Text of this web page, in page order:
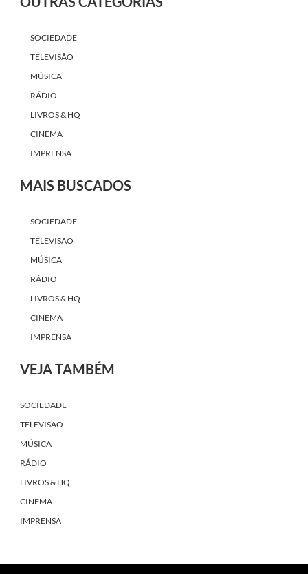
SOCIEDADE
TELEVISÃO
MÚSICA
RÁDIO
LIVROS & HQ
CINEMA
IMPRENSA
MAIS BUSCADOS
SOCIEDADE
TELEVISÃO
MÚSICA
RÁDIO
LIVROS & HQ
CINEMA
IMPRENSA
VEJA TAMBÉM
SOCIEDADE
TELEVISÃO
MÚSICA
RÁDIO
LIVROS & HQ
CINEMA
IMPRENSA